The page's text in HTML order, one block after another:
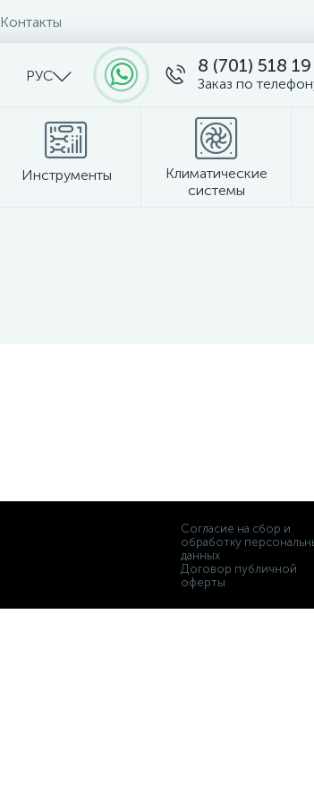
Контакты
РУС 8 (701) 518
Заказ по
Инструменты
Климатические
системы
Согласие на сбор и
обработку
данных
Договор публичной
оферты